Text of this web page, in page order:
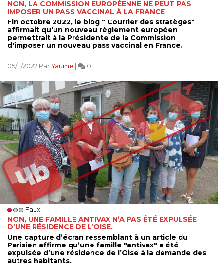
NON, LA COMMISSION EUROPÉENNE NE PEUT PAS
IMPOSER UN PASS VACCINAL À LA FRANCE
Fin octobre 2022, le blog " Courrier des stratèges"
affirmait qu'un nouveau règlement européen
permettrait à la Présidente de la Commission
d'imposer un nouveau pass vaccinal en France.
05/11/2022 ParYaume | 0
Faux
NON, UNE FAMILLE ANTIVAX N’A PAS ÉTÉ EXPULSÉE
D’UNE RÉSIDENCE DE L’OISE.
Une capture d’écran ressemblant à un article du
Parisien affirme qu’une famille "antivax" a été
expulsée d’une résidence de l’Oise à la demande des
autres habitants.